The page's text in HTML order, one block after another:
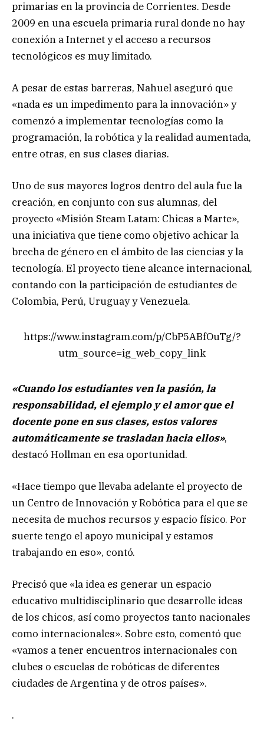
primarias en la provincia de Corrientes. Desde
2009 en una escuela primaria rural donde no hay
conexión a Internet y el acceso a recursos
tecnológicos es muy limitado.
A pesar de estas barreras, Nahuel aseguró que
«nada es un impedimento para la innovación» y
comenzó a implementar tecnologías como la
programación, la robótica y la realidad aumentada,
entre otras, en sus clases diarias.
Uno de sus mayores logros dentro del aula fue la
creación, en conjunto con sus alumnas, del
proyecto «Misión Steam Latam: Chicas a Marte»,
una iniciativa que tiene como objetivo achicar la
brecha de género en el ámbito de las ciencias y la
tecnología. El proyecto tiene alcance internacional,
contando con la participación de estudiantes de
Colombia, Perú, Uruguay y Venezuela.
https://www.instagram.com/p/CbP5ABfOuTg/?
utm_source=ig_web_copy_link
«Cuando los estudiantes ven la pasión, la
responsabilidad, el ejemplo y el amor que el
docente pone en sus clases, estos valores
automáticamente se trasladan hacia ellos»,
destacó Hollman en esa oportunidad.
«Hace tiempo que llevaba adelante el proyecto de
un Centro de Innovación y Robótica para el que se
necesita de muchos recursos y espacio físico. Por
suerte tengo el apoyo municipal y estamos
trabajando en eso», contó.
Precisó que «la idea es generar un espacio
educativo multidisciplinario que desarrolle ideas
de los chicos, así como proyectos tanto nacionales
como internacionales». Sobre esto, comentó que
«vamos a tener encuentros internacionales con
clubes o escuelas de robóticas de diferentes
ciudades de Argentina y de otros países».
.